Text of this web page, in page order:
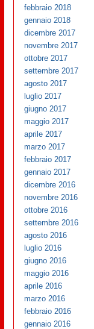
febbraio 2018
gennaio 2018
dicembre 2017
novembre 2017
ottobre 2017
settembre 2017
agosto 2017
luglio 2017
giugno 2017
maggio 2017
aprile 2017
marzo 2017
febbraio 2017
gennaio 2017
dicembre 2016
novembre 2016
ottobre 2016
settembre 2016
agosto 2016
luglio 2016
giugno 2016
maggio 2016
aprile 2016
marzo 2016
febbraio 2016
gennaio 2016